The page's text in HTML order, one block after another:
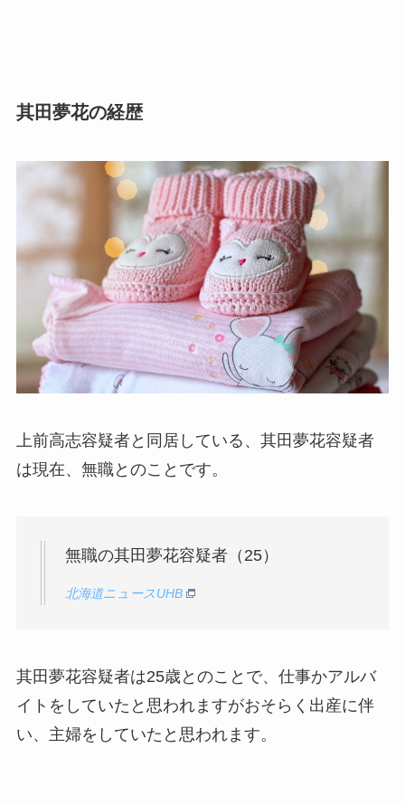
其田夢花の経歴
上前高志容疑者と同居している、其田夢花容疑者
は現在、無職とのことです。
無職の其田夢花容疑者（25）
北海道ニュースUHB
其田夢花容疑者は25歳とのことで、仕事かアルバ
イトをしていたと思われますがおそらく出産に伴
い、主婦をしていたと思われます。